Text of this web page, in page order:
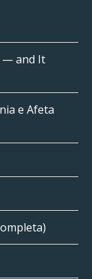
— and It
e Afeta